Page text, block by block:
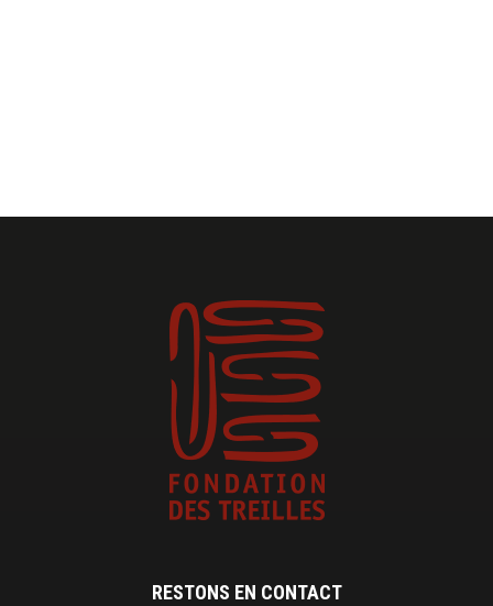
RESTONS EN CONTACT